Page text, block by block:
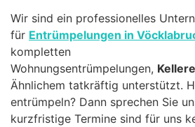
Wir sind ein professionelles
für Entrümpelungen in
kompletten
Wohnungsentrümpelungen,
Ähnlichem tatkräftig unterstützt.
entrümpeln? Dann sprechen Sie
kurzfristige Termine sind für uns